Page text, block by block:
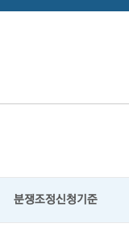
분쟁조정신청기준